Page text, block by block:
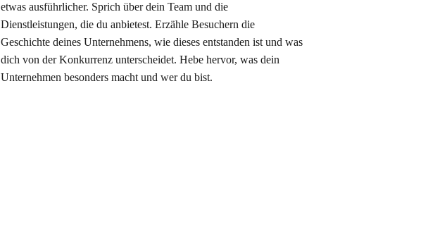
etwas ausführlicher. Sprich über dein Team und die
Dienstleistungen, die du anbietest. Erzähle Besuchern die
Geschichte deines Unternehmens, wie dieses entstanden ist und was
dich von der Konkurrenz unterscheidet. Hebe hervor, was dein
Unternehmen besonders macht und wer du bist.